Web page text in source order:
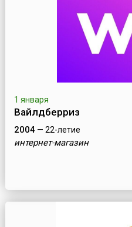
1 января
Вайлдберриз
2004— 22-летие
интернет-магазин